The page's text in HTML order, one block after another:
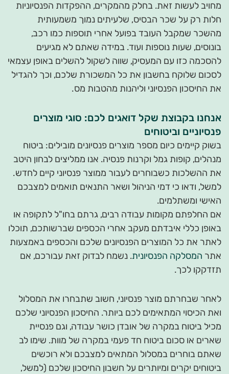
מחויב לעשות זאת. בחלק מהמקרים, ההפקדות הפנסיוניות
חלות רק על שכר הבסיס, שלעיתים נמוך משמעותית
מהשכר שמקבל העובד בפועל אחרי תוספות כמו רכב,
בונוסים, שעות נוספות ועוד. במידה שאתם לא מגיעים
להסכמה כזו עם המעסיק, שווה לשקול להשלים באופן עצמאי
לסכום שלוקח בחשבון את כל המשכורת שלכם, וכך להגדיל
את החיסכון הפנסיוני וליהנות מהטבות מס.
אנחנו בקבוצת שקל דואגים לכם: סוגי מוצרים
פנסיוניים וביטוחים
בשוק קיימים כיום מספר מוצרים פנסיונים מובילים: ביטוח
מנהלים, קופות גמל וקרנות פנסיה. אנו ממליצים לבחון היטב
את ההשלכות כשבוחרים לעבור ממוצר פנסיוני קיים לחדש.
למשל, ודאו כי דמי הניהול ושאר התנאים תואמים למצבכם
האישי ומשתלמים.
אם החלפתם מקומות עבודה רבים, גרתם בחו"ל לתקופה או
באופן כללי איבדתם מעקב אחרי הכספים שברשותכם, תוכלו
לאתר את כל המוצרים הפנסיונים שלכם והכספים באמצעות
אתר המסלקה הפנסיונית. נשמח לבדוק זאת עבורכם, אם
תזדקקו לכך.
לאחר שבחרתם מוצר פנסיוני, חשוב שתבחרו את המסלול
ואת הכיסוי המתאימים לכם ביותר. החיסכון הפנסיוני שלכם
מכיל ביטוח במקרה של אובדן כושר עבודה, וגם פנסיית
שארים או סכום ביטוח חד פעמי במקרה של מוות. שימו לב
שאתם בוחרים במסלול המתאים למצבכם ולא רוכשים
ביטוחים יקרים ומיותרים על חשבון החיסכון שלכם (למשל,